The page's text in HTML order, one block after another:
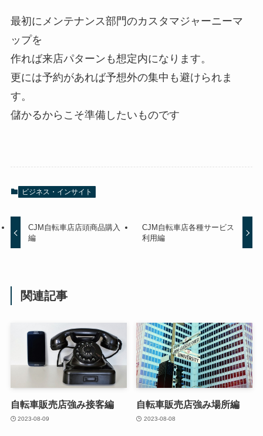
最初にメンテナンス部門のカスタマジャーニーマ
ップを
作れば来店パターンも想定内になります。
更には予約があれば予想外の集中も避けられま
す。
儲かるからこそ準備したいものです
ビジネス・インサイト
CJM自転車店店頭商品購入
編
CJM自転車店各種サービス
利用編
関連記事
自転車販売店強み接客編
2023-08-09
自転車販売店強み場所編
2023-08-08